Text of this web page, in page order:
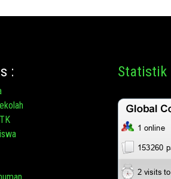
: Statistik